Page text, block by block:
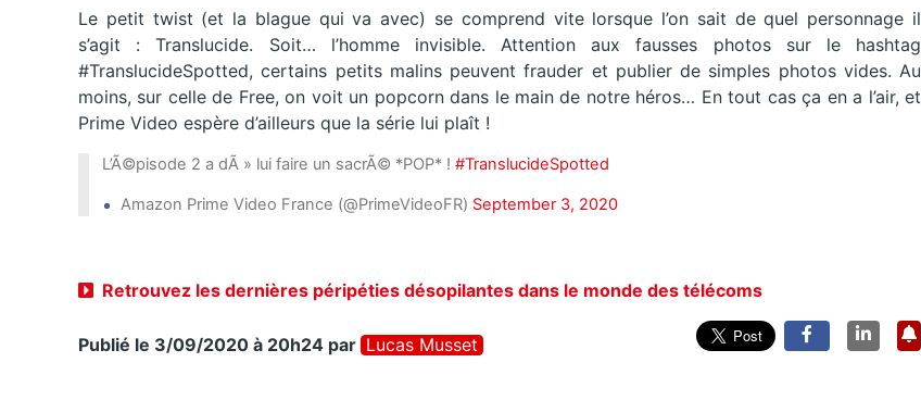
Le petit twist (et la blague qui va avec) se comprend vite lorsque l’on sait de quel personnage il
s’agit : Translucide. Soit… l’homme invisible. Attention aux fausses photos sur le hashtag
#TranslucideSpotted, certains petits malins peuvent frauder et publier de simples photos vides. Au
moins, sur celle de Free, on voit un popcorn dans le main de notre héros… En tout cas ça en a l’air, et
Prime Video espère d’ailleurs que la série lui plaît !
L’Ã©pisode 2 a dÃ » lui faire un sacrÃ© *POP* ! #TranslucideSpotted
Amazon Prime Video France (@PrimeVideoFR) September 3, 2020
Retrouvez les dernières péripéties désopilantes dans le monde des télécoms
Publié le 3/09/2020 à 20h24 par Lucas Musset